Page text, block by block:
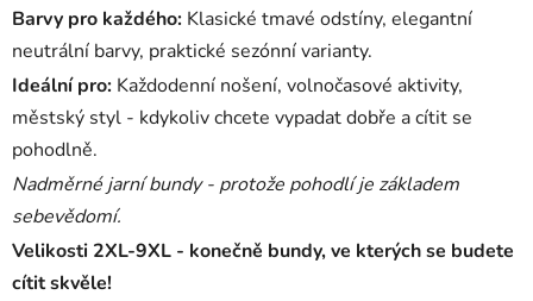
Barvy pro každého: Klasické tmavé odstíny, elegantní
neutrální barvy, praktické sezónní varianty.
Ideální pro: Každodenní nošení, volnočasové aktivity,
městský styl - kdykoliv chcete vypadat dobře a cítit se
pohodlně.
Nadměrné jarní bundy - protože pohodlí je základem
sebevědomí.
Velikosti 2XL-9XL - konečně bundy, ve kterých se budete
cítit skvěle!